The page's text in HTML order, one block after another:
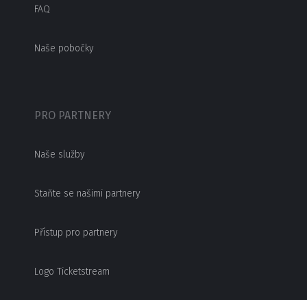
FAQ
Naše pobočky
PRO PARTNERY
Naše služby
Staňte se našimi partnery
Přístup pro partnery
Logo Ticketstream